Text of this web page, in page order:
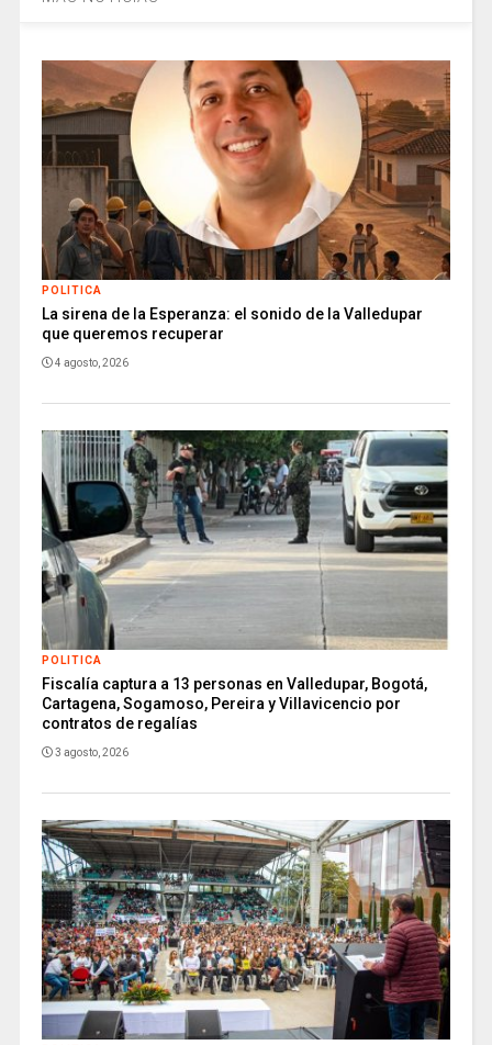
POLITICA
La sirena de la Esperanza: el sonido de la Valledupar
que queremos recuperar
4 agosto, 2026
POLITICA
Fiscalía captura a 13 personas en Valledupar, Bogotá,
Cartagena, Sogamoso, Pereira y Villavicencio por
contratos de regalías
3 agosto, 2026